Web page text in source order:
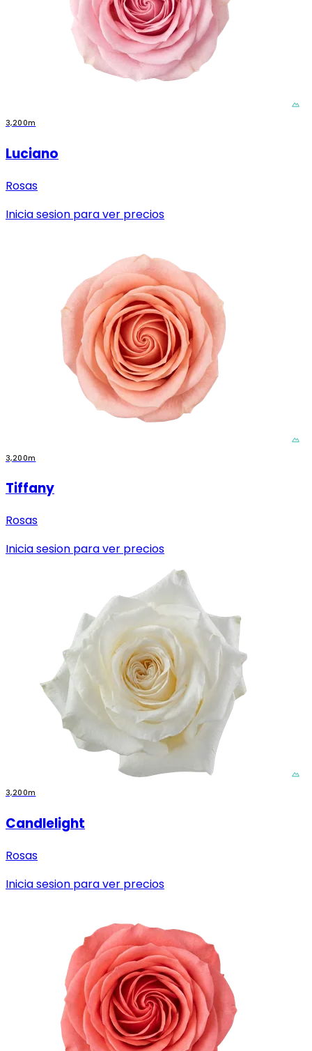
3,200m
Luciano
Rosas
Inicia sesion para ver precios
3,200m
Tiffany
Rosas
Inicia sesion para ver precios
3,200m
Candlelight
Rosas
Inicia sesion para ver precios